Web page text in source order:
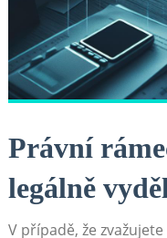
Právní
legálně
V⁣ případě, že